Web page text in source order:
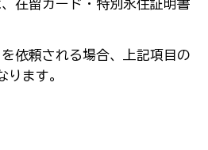
、在留カード・特別永住証明書
を依頼される場合、上記項目の
ります。